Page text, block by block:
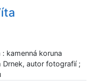
kamenná koruna
Drnek, autor fotografií ;